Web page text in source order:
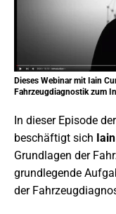
Dieses Webinar mit Iain
Fahrzeugdiagnostik zum
In dieser Episode
beschäftigt sich
Grundlagen der
grundlegende
der